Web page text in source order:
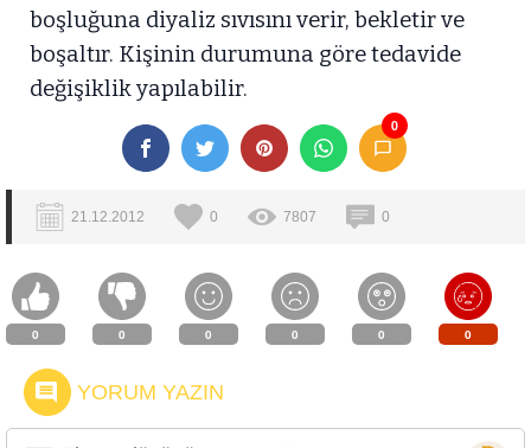
boşluğuna diyaliz sıvısını verir, bekletir ve
boşaltır. Kişinin durumuna göre tedavide
değişiklik yapılabilir.
0
21.12.2012 0 7807 0
0 0 0 0 0 0
YORUM YAZIN